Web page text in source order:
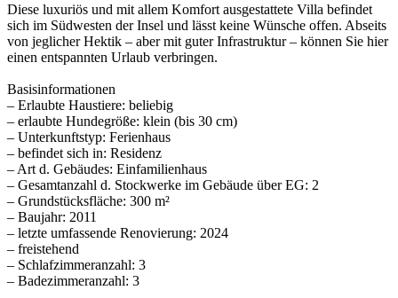
Diese luxuriös und mit allem Komfort ausgestattete Villa befindet
sich im Südwesten der Insel und lässt keine Wünsche offen. Abseits
von jeglicher Hektik – aber mit guter Infrastruktur – können Sie hier
einen entspannten Urlaub verbringen.
Basisinformationen
– Erlaubte Haustiere: beliebig
– erlaubte Hundegröße: klein (bis 30 cm)
– Unterkunftstyp: Ferienhaus
– befindet sich in: Residenz
– Art d. Gebäudes: Einfamilienhaus
– Gesamtanzahl d. Stockwerke im Gebäude über EG: 2
– Grundstücksfläche: 300 m²
– Baujahr: 2011
– letzte umfassende Renovierung: 2024
– freistehend
– Schlafzimmeranzahl: 3
– Badezimmeranzahl: 3